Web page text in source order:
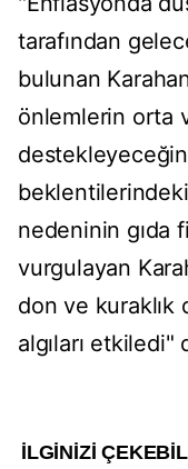
tarafından
bulunan
önlemlerin orta
nedeninin gıda
vurgulayan
don ve
algıları etkiledi"